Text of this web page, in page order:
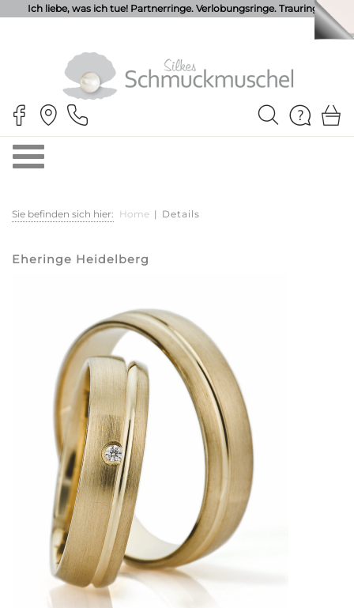
Ich liebe, was ich tue! Partnerringe. Verlobungsringe. Trauringe.
Sie befinden sich hier: Home | Details
Eheringe Heidelberg